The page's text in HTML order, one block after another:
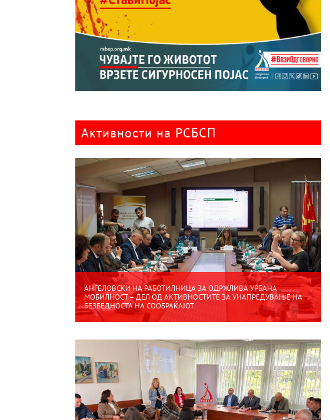
Активности на РСБСП
АНГЕЛОВСКИ НА РАБОТИЛНИЦА ЗА ОДРЖЛИВА УРБАНА
МОБИЛНОСТ – ДЕЛ ОД АКТИВНОСТИТЕ ЗА УНАПРЕДУВАЊЕ НА
БЕЗБЕДНОСТА НА СООБРАЌАЈОТ